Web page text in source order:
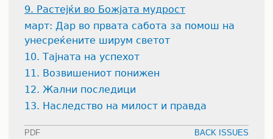
9. Растејќи во Божјата мудрост
март: Дар во првата сабота за помош на
унесреќените ширум светот
10. Тајната на успехот
11. Возвишениот понижен
12. Жални последици
13. Наследство на милост и правда
PDF BACK ISSUES